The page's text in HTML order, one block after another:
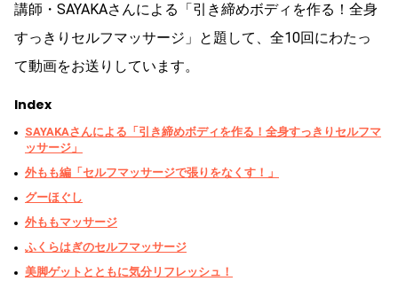
講師・SAYAKAさんによる「引き締めボディを作る！全身
すっきりセルフマッサージ」と題して、全10回にわたっ
て動画をお送りしています。
Index
SAYAKAさんによる「引き締めボディを作る！全身すっきりセルフマ
ッサージ」
外もも編「セルフマッサージで張りをなくす！」
グーほぐし
外ももマッサージ
ふくらはぎのセルフマッサージ
美脚ゲットとともに気分リフレッシュ！